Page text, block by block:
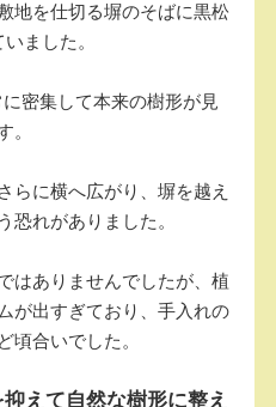
地を仕切る塀のそばに黒松
ました。
密集して本来の樹形が見
。
らに横へ広がり、塀を越え
恐れがありました。
はありませんでしたが、植
が出すぎており、手入れの
頃合いでした。
えて自然な樹形に整え